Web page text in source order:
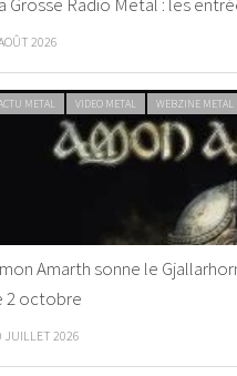
2026
METAL VIDEO METAL WEBZINE METAL
Amarth sonne le
2 octobre
JUILLET 2026